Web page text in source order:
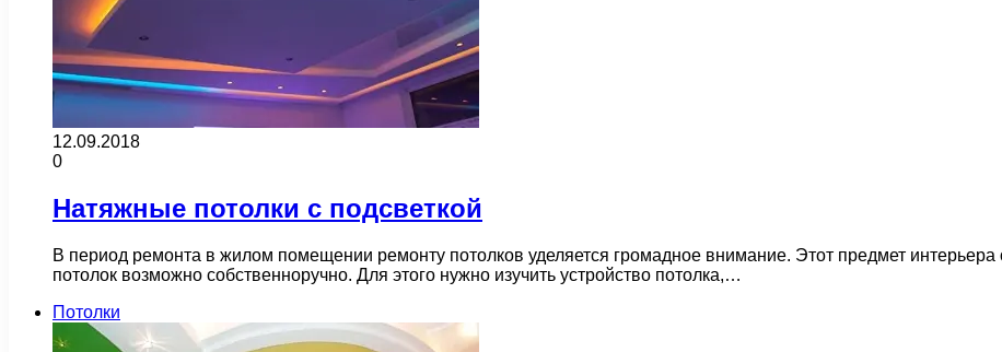
12.09.2018
0
Натяжные потолки с подсветкой
В период ремонта в жилом помещении ремонту потолков уделяется громадное внимание. Этот предмет
потолок возможно собственноручно. Для этого нужно изучить устройство потолка,…
Потолки